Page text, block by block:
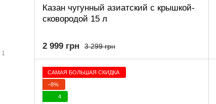
Казан чугунный азиатский с крышкой-
сковородой 15 л
3 299 грн
2 999 грн
САМАЯ БОЛЬШАЯ СКИДКА
−8%
4
1